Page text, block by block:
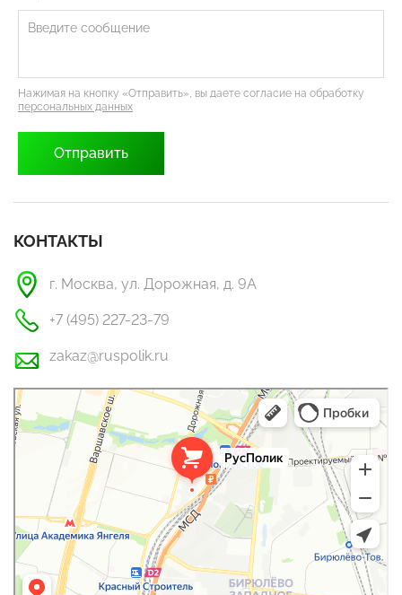
Нажимая на кнопку «Отправить», вы даете согласие на обработку
персональных данных
КОНТАКТЫ
г. Москва, ул. Дорожная, д. 9А
+7 (495) 227-23-79
zakaz@ruspolik.ru
РусПолик
Оргстекло, поликарбонат в Москве
Строительные и отделочные работы в Москве